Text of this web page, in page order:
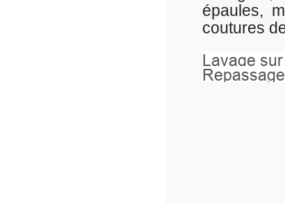
épaules, manches montées,
coutures de côté, coupe ajustée.
Lavage sur l’envers à 40°.
Repassage sur l’envers.